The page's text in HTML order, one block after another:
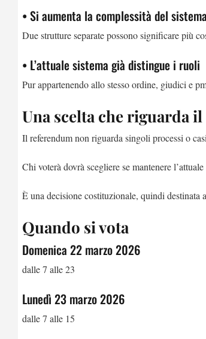
• Si aumenta la complessità del sistema
Due strutture separate possono significare più
• L’attuale sistema già distingue i ruoli
Pur appartenendo allo stesso ordine, giudici e
Una scelta che riguarda
Il referendum non riguarda singoli processi o
Chi voterà dovrà scegliere se mantenere
È una decisione costituzionale, quindi destinata
Quando si vota
Domenica 22 marzo 2026
dalle 7 alle 23
Lunedì 23 marzo 2026
dalle 7 alle 15